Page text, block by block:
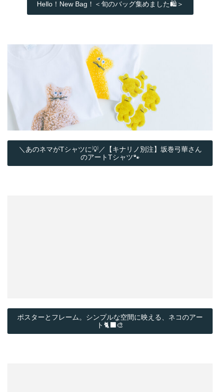
Hello！New Bag！＜旬のバッグ集めました🛍️＞
＼あのネマがTシャツに💡／【キナリノ別注】坂巻弓華さん
のアートTシャツ🐾
ポスターとフレーム。シンプルな空間に映える、ネコのアー
ト🐈‍⬛🎨